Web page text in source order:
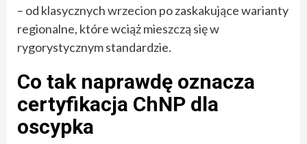
– od klasycznych wrzecion po zaskakujące warianty
regionalne, które wciąż mieszczą się w
rygorystycznym standardzie.
Co tak naprawdę oznacza
certyfikacja ChNP dla
oscypka